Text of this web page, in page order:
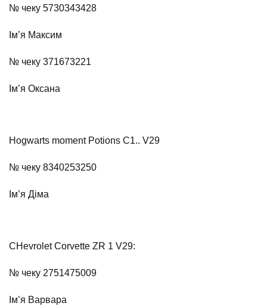
№ чеку 5730343428
Ім’я Максим
№ чеку 371673221
Ім’я Оксана
Hogwarts moment Potions C1.. V29
№ чеку 8340253250
Ім’я Діма
CHevrolet Corvette ZR 1 V29:
№ чеку 2751475009
Ім’я Варвара